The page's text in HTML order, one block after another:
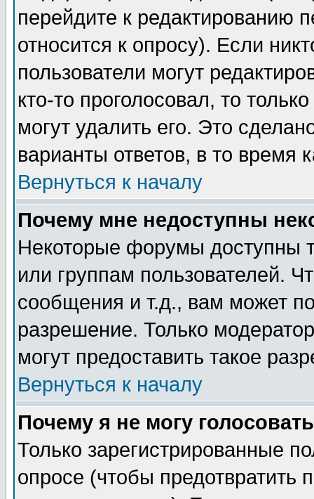
перейдите к редактированию
относится к опросу). Если
пользователи могут
кто-то проголосовал, то
могут удалить его. Это
варианты ответов, в то время
Вернуться к началу
Почему мне недоступны
Некоторые форумы доступны
или группам пользователей.
сообщения и т.д., вам может
разрешение. Только
могут предоставить такое
Вернуться к началу
Почему я не могу
Только зарегистрированные
опросе (чтобы предотвратить